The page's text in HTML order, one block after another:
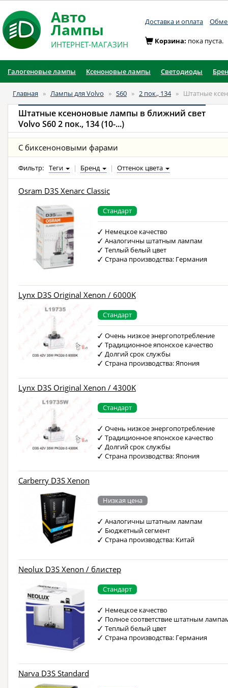
Авто
Лампы
ИНТЕРНЕТ-МАГАЗИН
Доставка и оплата
Корзина: пока пуста.
Галогеновые лампы Ксеноновые лампы Светодиоды
Главная » Лампы для Volvo » S60 » 2 пок., 134 » Штатные
Штатные ксеноновые лампы в ближний свет
Volvo S60 2 пок., 134 (10-...)
С биксеноновыми фарами
Фильтр: Теги | Бренд | Оттенок цвета
Osram D3S Xenarc Classic
Стандарт
Немецкое качество
Аналогичны штатным лампам
Теплый белый цвет
Страна производства: Германия
Lynx D3S Original Xenon / 6000K
Стандарт
Очень низкое энергопотребление
Традиционное японское качество
Долгий срок службы
Страна производства: Япония
Lynx D3S Original Xenon / 4300K
Стандарт
Очень низкое энергопотребление
Традиционное японское качество
Долгий срок службы
Страна производства: Япония
Carberry D3S Xenon
Низкая цена
Аналогичны штатным лампам
Бюджетный сегмент
Страна производства: Китай
Neolux D3S Xenon / блистер
Стандарт
Немецкое качество
Полное соответствие штатным
Теплый белый цвет
Страна производства: Германия
Narva D3S Standard